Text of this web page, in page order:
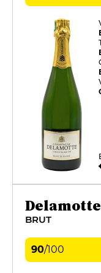
Delamotte
BRUT
90/100